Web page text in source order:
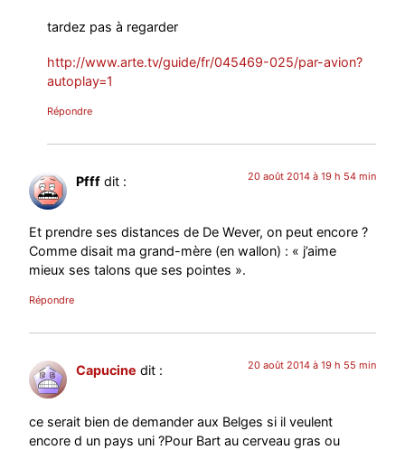
tardez pas à regarder
http://www.arte.tv/guide/fr/045469-025/par-avion?
autoplay=1
Répondre
Pfff dit : 20 août 2014 à 19 h 54 min
Et prendre ses distances de De Wever, on peut encore ?
Comme disait ma grand-mère (en wallon) : « j’aime
mieux ses talons que ses pointes ».
Répondre
Capucine dit : 20 août 2014 à 19 h 55 min
ce serait bien de demander aux Belges si il veulent
encore d un pays uni ?Pour Bart au cerveau gras ou